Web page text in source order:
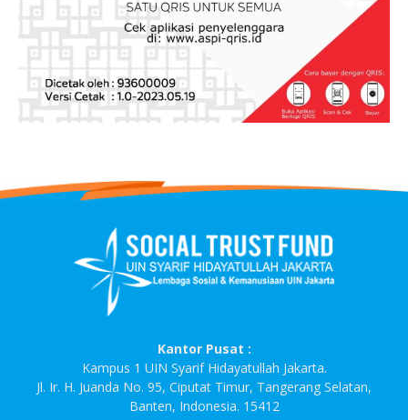
Kantor Pusat :
Kampus 1 UIN Syarif Hidayatullah Jakarta.
Jl. Ir. H. Juanda No. 95, Ciputat Timur, Tangerang Selatan,
Banten, Indonesia. 15412